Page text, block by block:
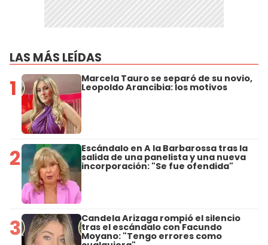
LAS MÁS LEÍDAS
1 Marcela Tauro se separó de su novio,
Leopoldo Arancibia: los motivos
2 Escándalo en A la Barbarossa tras la
salida de una panelista y una nueva
incorporación: "Se fue ofendida"
3 Candela Arizaga rompió el silencio
tras el escándalo con Facundo
Moyano: "Tengo errores como